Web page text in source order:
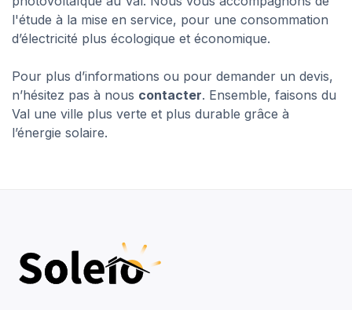
l'étude à la mise en service, pour une consommation
d’électricité plus écologique et économique.
Pour plus d’informations ou pour demander un devis,
n’hésitez pas à nous contacter. Ensemble, faisons du
Val une ville plus verte et plus durable grâce à
l’énergie solaire.